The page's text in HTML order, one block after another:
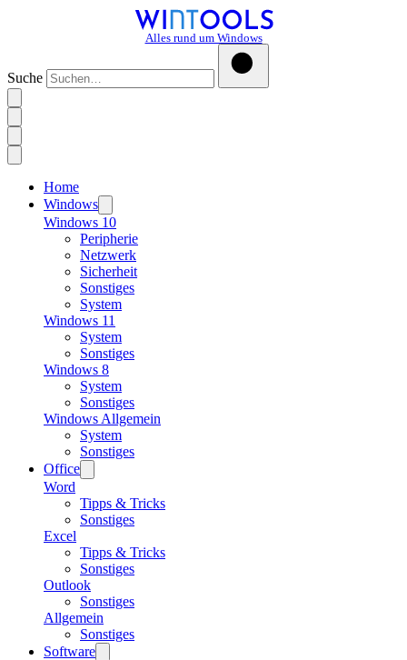
Alles rund um Windows
Suche
Home
Windows
Windows 10
Peripherie
Netzwerk
Sicherheit
Sonstiges
System
Windows 11
System
Sonstiges
Windows 8
System
Sonstiges
Windows Allgemein
System
Sonstiges
Office
Word
Tipps & Tricks
Sonstiges
Excel
Tipps & Tricks
Sonstiges
Outlook
Sonstiges
Allgemein
Sonstiges
Software